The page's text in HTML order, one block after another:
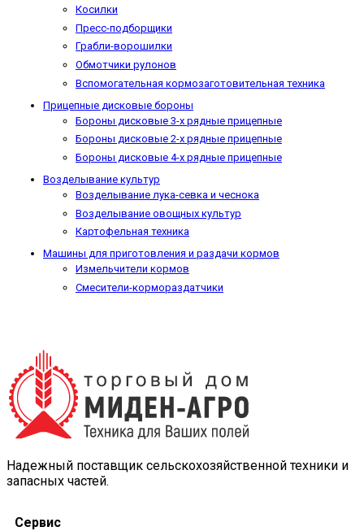
Косилки
Пресс-подборщики
Грабли-ворошилки
Обмотчики рулонов
Вспомогательная кормозаготовительная техника
Прицепные дисковые бороны
Бороны дисковые 3-х рядные прицепные
Бороны дисковые 2-х рядные прицепные
Бороны дисковые 4-х рядные прицепные
Возделывание культур
Возделывание лука-севка и чеснока
Возделывание овощных культур
Картофельная техника
Машины для приготовления и раздачи кормов
Измельчители кормов
Смесители-кормораздатчики
Надежный поставщик сельскохозяйственной техники и
запасных частей.
Сервис